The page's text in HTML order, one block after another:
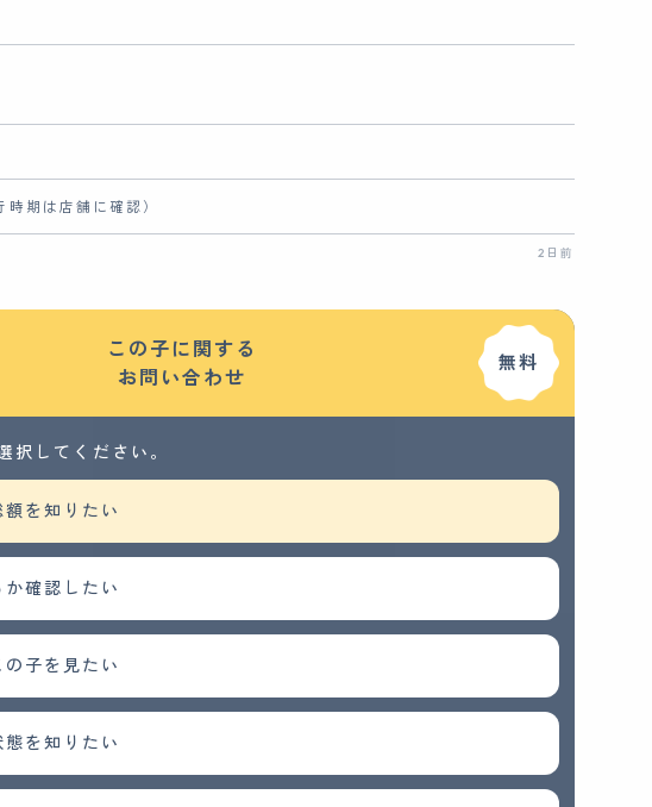
時期は店舗に確認）
2日前
この子に関する
お問い合わせ
無料
択してください。
を知りたい
確認したい
子を見たい
を知りたい